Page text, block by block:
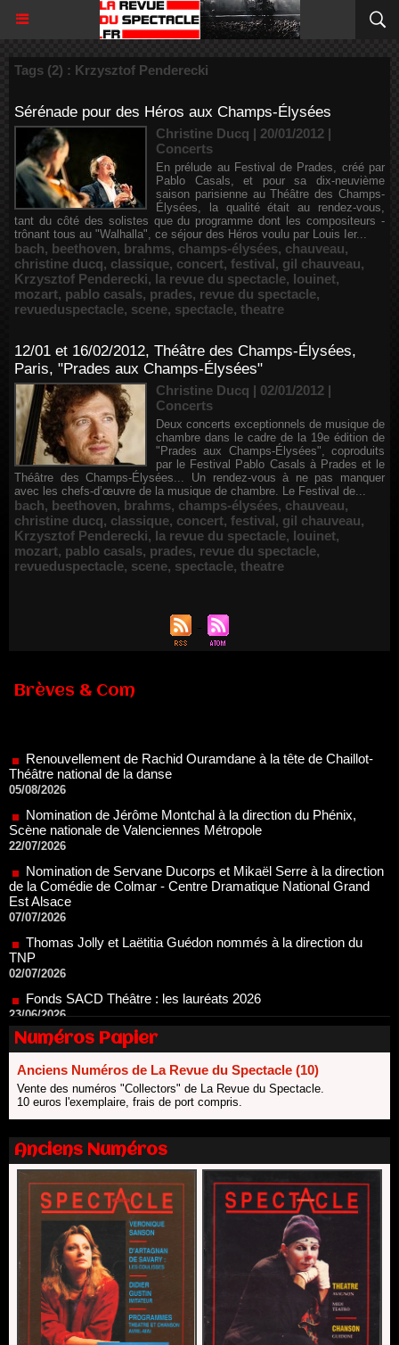
Tags (2) : Krzysztof Penderecki
Sérénade pour des Héros aux Champs-Élysées
Christine Ducq | 20/01/2012 |
Concerts
En prélude au Festival de Prades, créé par
Pablo Casals, et pour sa dix-neuvième
saison parisienne au Théâtre des Champs-
Élysées, la qualité était au rendez-vous,
tant du côté des solistes que du programme dont les compositeurs -
trônant tous au "Walhalla", ce séjour des Héros voulu par Louis Ier...
bach, beethoven, brahms, champs-élysées, chauveau,
christine ducq, classique, concert, festival, gil chauveau,
Krzysztof Penderecki, la revue du spectacle, louinet,
mozart, pablo casals, prades, revue du spectacle,
revueduspectacle, scene, spectacle, theatre
12/01 et 16/02/2012, Théâtre des Champs-Élysées,
Paris, "Prades aux Champs-Élysées"
Christine Ducq | 02/01/2012 |
Concerts
Deux concerts exceptionnels de musique de
chambre dans le cadre de la 19e édition de
"Prades aux Champs-Élysées", coproduits
par le Festival Pablo Casals à Prades et le
Théâtre des Champs-Élysées... Un rendez-vous à ne pas manquer
avec les chefs-d’œuvre de la musique de chambre. Le Festival de...
bach, beethoven, brahms, champs-élysées, chauveau,
christine ducq, classique, concert, festival, gil chauveau,
Krzysztof Penderecki, la revue du spectacle, louinet,
mozart, pablo casals, prades, revue du spectacle,
revueduspectacle, scene, spectacle, theatre
Brèves & Com
05/08/2026
Nomination de Jérôme Montchal à la direction du Phénix,
Scène nationale de Valenciennes Métropole
22/07/2026
Nomination de Servane Ducorps et Mikaël Serre à la direction
de la Comédie de Colmar - Centre Dramatique National Grand
Est Alsace
07/07/2026
Thomas Jolly et Laëtitia Guédon nommés à la direction du
TNP
02/07/2026
Fonds SACD Théâtre : les lauréats 2026
23/06/2026
Dispositif ARTCENA Écrire pour le cirque, les lauréats 2026 !
20/06/2026
Le palmarès des prix SACD 2026
Les 10 lauréats du Fonds Grandes Formes Théâtre 2026
SACD
13/06/2026
Nomination de Nathalie Garraud et Olivier Saccomano à la
direction du Théâtre de Gennevilliers - CDN
13/06/2026
Dispositif SACD Auteurs d'espaces : les lauréats 2026
18/03/2026
Numéros Papier
Anciens Numéros de La Revue du Spectacle (10)
Vente des numéros "Collectors" de La Revue du Spectacle.
10 euros l'exemplaire, frais de port compris.
Anciens Numéros